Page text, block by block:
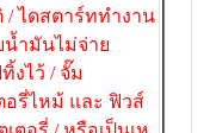
/ ไดสตาร์ททำงาน
น้ำมันไม่จ่าย
งไว้ / จั๊ม
อรี่ไหม้ และ ฟิวส์